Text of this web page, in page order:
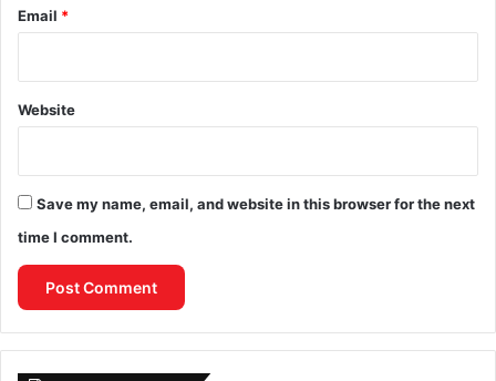
Email *
Website
Save my name, email, and website in this browser for the next
time I comment.